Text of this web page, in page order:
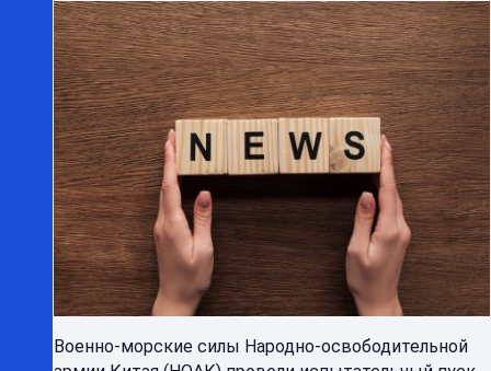
Военно-морские силы Народно-освободительной